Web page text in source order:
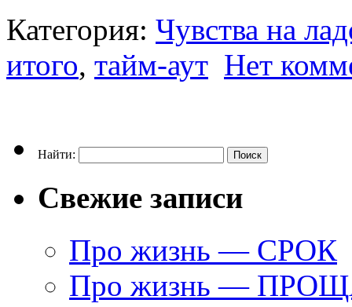
Категория: Чувства на
итого, тайм-аут Нет
Найти:
Свежие записи
Про жизнь — СРОК
Про жизнь —